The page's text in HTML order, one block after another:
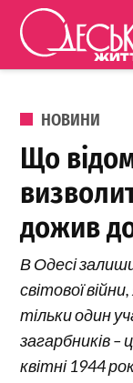
Перейти до вмісту
НОВИНИ
Що
дожив
В Одесі
світової
тільки один
загарбників –
квітні 1944